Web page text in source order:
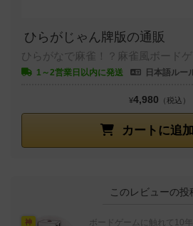
ひらがじゃん牌版の通販
ひらがなで麻雀！？麻雀風ボード
1～2営業日以内に発送 日本語ルー
カートに追
¥4,980 （税込）
このレビューの投
神
ボードゲームに触れて10